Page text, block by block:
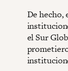
De hecho,
el Sur